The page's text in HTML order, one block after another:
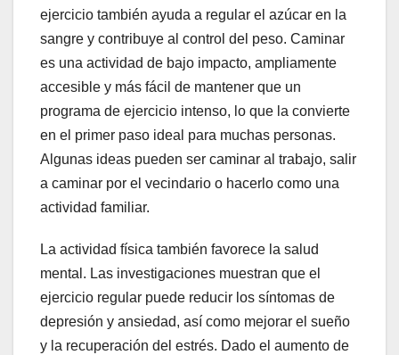
ejercicio también ayuda a regular el azúcar en la
sangre y contribuye al control del peso. Caminar
es una actividad de bajo impacto, ampliamente
accesible y más fácil de mantener que un
programa de ejercicio intenso, lo que la convierte
en el primer paso ideal para muchas personas.
Algunas ideas pueden ser caminar al trabajo, salir
a caminar por el vecindario o hacerlo como una
actividad familiar.
La actividad física también favorece la salud
mental. Las investigaciones muestran que el
ejercicio regular puede reducir los síntomas de
depresión y ansiedad, así como mejorar el sueño
y la recuperación del estrés. Dado el aumento de